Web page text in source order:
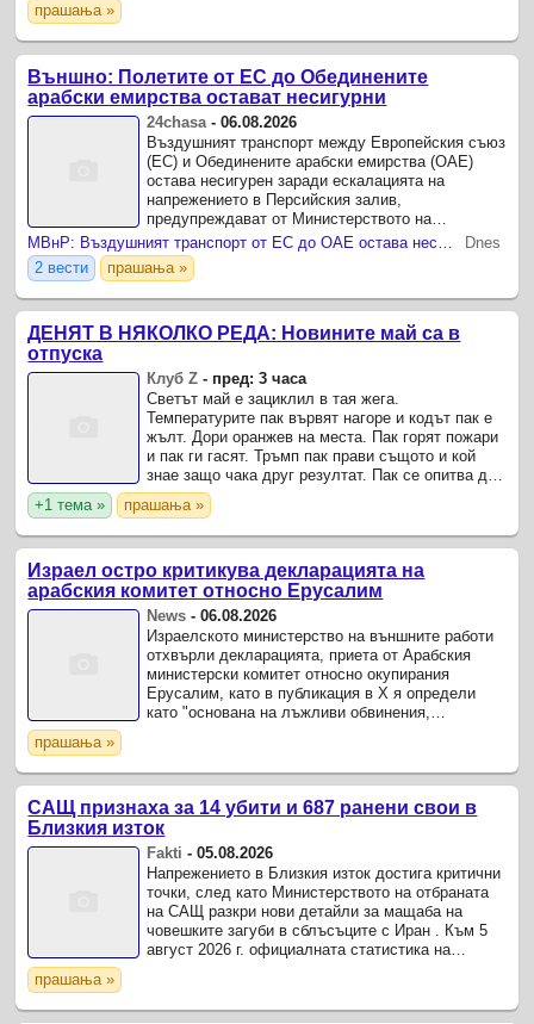
прашања »
Външно: Полетите от ЕС до Обединените
арабски емирства остават несигурни
24chasa -06.08.2026
Въздушният транспорт между Европейския съюз
(ЕС) и Обединените арабски емирства (ОАЕ)
остава несигурен заради ескалацията на
напрежението в Персийския залив,
предупреждават от Министерството на
външните работи (МВнР).
Dnes
2 вести
прашања »
ДЕНЯТ В НЯКОЛКО РЕДА: Новините май са в
отпуска
Клуб Z - пред: 3 часа
Светът май е зациклил в тая жега.
Температурите пак вървят нагоре и кодът пак е
жълт. Дори оранжев на места. Пак горят пожари
и пак ги гасят. Тръмп пак прави същото и кой
знае защо чака друг резултат. Пак се опитва да
ограничи правото на американско гражданство
по рождение.
+1 тема » прашања »
Израел остро критикува декларацията на
арабския комитет относно Ерусалим
News -06.08.2026
Израелското министерство на външните работи
отхвърли декларацията, приета от Арабския
министерски комитет относно окупирания
Ерусалим, като в публикация в X я определи
като "основана на лъжливи обвинения,
прашања »
САЩ признаха за 14 убити и 687 ранени свои в
Близкия изток
Fakti -05.08.2026
Напрежението в Близкия изток достига критични
точки, след като Министерството на отбраната
на САЩ разкри нови детайли за мащаба на
човешките загуби в сблъсъците с Иран . Към 5
август 2026 г. официалната статистика на
прашања »